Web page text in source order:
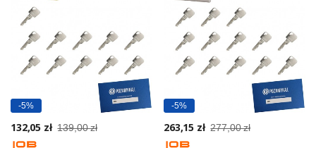
-5%
132,05 zł 139,00 zł
-5%
263,15 zł 277,00 zł